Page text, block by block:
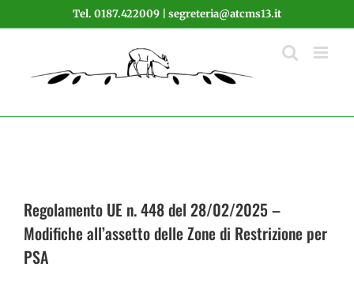
al
Tel. 0187.422009 | segreteria@atcms13.it
Regolamento UE n. 448 del 28/02/2025 –
Modifiche all’assetto delle Zone di Restrizione per
PSA